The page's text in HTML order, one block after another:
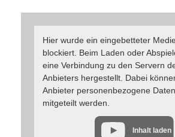
Hier wurde ein eingebetteter
blockiert. Beim Laden oder
eine Verbindung zu den Servern
Anbieters hergestellt. Dabei
Anbieter personenbezogene Daten
mitgeteilt werden.
Inhalt laden